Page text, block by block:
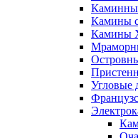
Камины
Камины
Угловые